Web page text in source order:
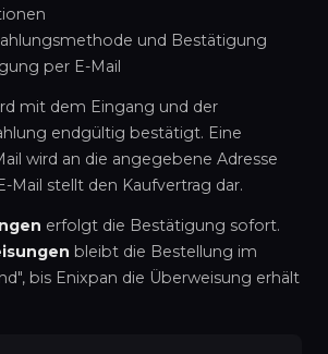
und Bestätigung
per E-Mail
mit dem Eingang und der
endgültig bestätigt. Eine
wird an die angegebene Adresse
Mail stellt den Kaufvertrag dar.
erfolgt die Bestätigung sofort.
bleibt die Bestellung im
bis Enixpan die Überweisung erhält